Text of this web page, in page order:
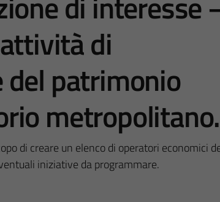
di
patrimonio
metropolitano.
di creare un elenco di operatori economici
iniziative da programmare.